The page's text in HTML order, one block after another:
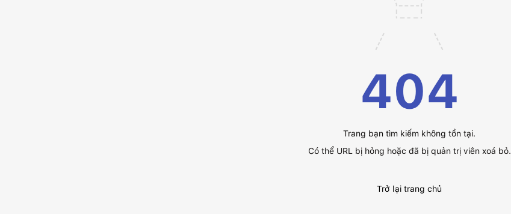
404
Trang bạn tìm kiếm không tồn tại.
Có thể URL bị hỏng hoặc đã bị quản trị viên xoá bỏ.
Trở lại trang chủ